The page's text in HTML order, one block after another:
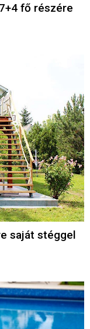
fő részére
saját stéggel